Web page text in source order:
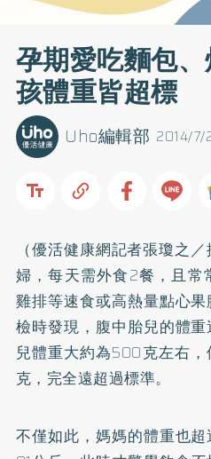
孕期愛吃麵包
孩體重皆超標
2014/7/
Uho編輯部
（優活健康網記者張瓊之
婦，每天需外食2餐，且常
雞排等速食或高熱量點心
檢時發現，腹中胎兒的體
兒體重大約為500克左右
克，完全遠超過標準。
不僅如此，媽媽的體重也